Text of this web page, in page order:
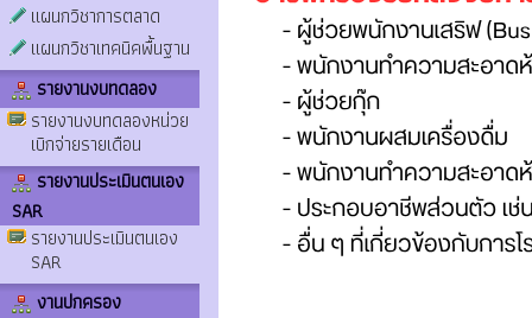
แผนกวิชาการตลาด
แผนกวิชาเทคนิคพื้นฐาน
รายงานงบทดลอง
รายงานงบทดลองหน่วย
เบิกจ่ายรายเดือน
รายงานประเมินตนเอง
SAR
รายงานประเมินตนเอง
SAR
งานปกครอง